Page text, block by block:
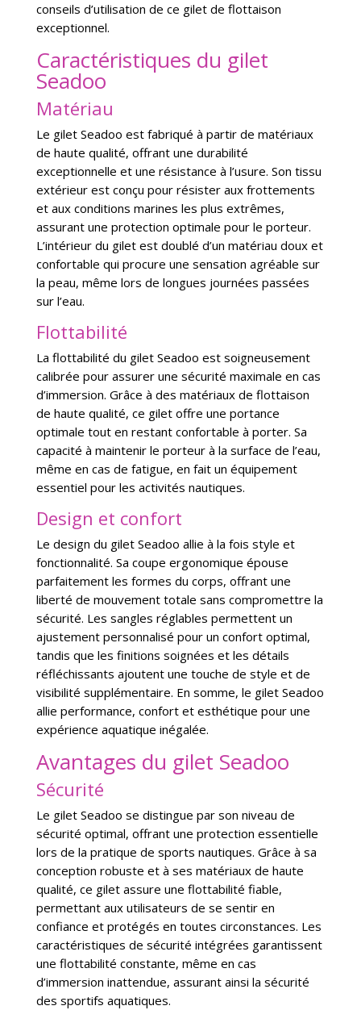
conseils d’utilisation de ce gilet de flottaison
exceptionnel.
Caractéristiques du gilet
Seadoo
Matériau
Le gilet Seadoo est fabriqué à partir de matériaux
de haute qualité, offrant une durabilité
exceptionnelle et une résistance à l’usure. Son tissu
extérieur est conçu pour résister aux frottements
et aux conditions marines les plus extrêmes,
assurant une protection optimale pour le porteur.
L’intérieur du gilet est doublé d’un matériau doux et
confortable qui procure une sensation agréable sur
la peau, même lors de longues journées passées
sur l’eau.
Flottabilité
La flottabilité du gilet Seadoo est soigneusement
calibrée pour assurer une sécurité maximale en cas
d’immersion. Grâce à des matériaux de flottaison
de haute qualité, ce gilet offre une portance
optimale tout en restant confortable à porter. Sa
capacité à maintenir le porteur à la surface de l’eau,
même en cas de fatigue, en fait un équipement
essentiel pour les activités nautiques.
Design et confort
Le design du gilet Seadoo allie à la fois style et
fonctionnalité. Sa coupe ergonomique épouse
parfaitement les formes du corps, offrant une
liberté de mouvement totale sans compromettre la
sécurité. Les sangles réglables permettent un
ajustement personnalisé pour un confort optimal,
tandis que les finitions soignées et les détails
réfléchissants ajoutent une touche de style et de
visibilité supplémentaire. En somme, le gilet Seadoo
allie performance, confort et esthétique pour une
expérience aquatique inégalée.
Avantages du gilet Seadoo
Sécurité
Le gilet Seadoo se distingue par son niveau de
sécurité optimal, offrant une protection essentielle
lors de la pratique de sports nautiques. Grâce à sa
conception robuste et à ses matériaux de haute
qualité, ce gilet assure une flottabilité fiable,
permettant aux utilisateurs de se sentir en
confiance et protégés en toutes circonstances. Les
caractéristiques de sécurité intégrées garantissent
une flottabilité constante, même en cas
d’immersion inattendue, assurant ainsi la sécurité
des sportifs aquatiques.